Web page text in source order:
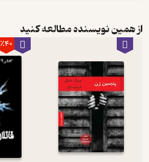
از همین نویسنده مطالعه کنید
٪40